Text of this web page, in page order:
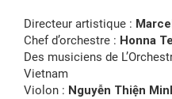
Directeur artistique :
Chef d’orchestre : Honna
Des musiciens de
Vietnam
Violon : Nguyễn Thiện